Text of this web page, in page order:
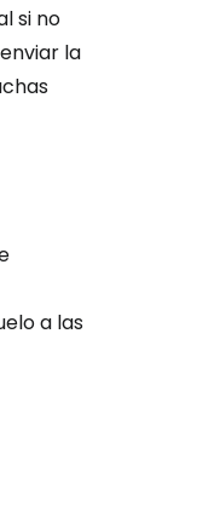
si no
la
a las